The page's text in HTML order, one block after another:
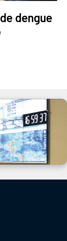
dengue